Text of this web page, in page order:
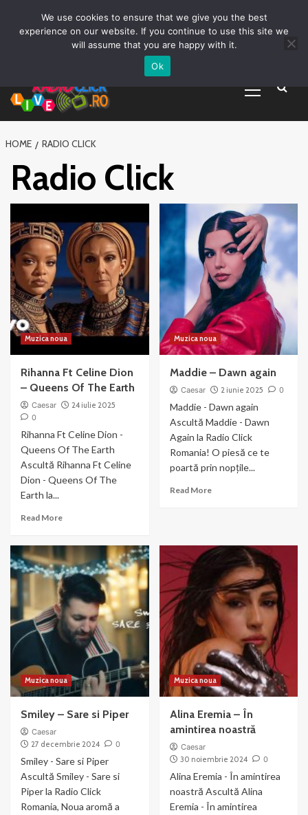
Promovare Artisti noi
Vrei sa fii DJ?
Menu
HOME RADIO CLICK
Radio Click
Muzica noua
Rihanna Ft Celine Dion
– Queens Of The Earth
Caesar
24 iulie 2025
0
Rihanna Ft Celine Dion -
Queens Of The Earth
Ascultă Rihanna Ft Celine
Dion - Queens Of The
Earth la...
Read MoreRead
Rihanna
Ft
Celine
Dion
–
Queens
Of
The
Muzica noua
Maddie – Dawn again
Caesar 2 iunie 2025 0
Maddie - Dawn again
Ascultă Maddie - Dawn
Again la Radio Click
Romania! O piesă ce te
poartă prin nopțile...
Read MoreRead
Dawn
again
Muzica noua
Smiley – Sare si Piper
Caesar
27 decembrie 2024
0
Smiley - Sare si Piper
Ascultă Smiley - Sare si
Piper la Radio Click
Romania, Noua aromă a
Muzica noua
Alina Eremia – În
amintirea noastră
Caesar
30 noiembrie 2024
0
Alina Eremia - În amintirea
noastră Ascultă Alina
Eremia - În amintirea
We use cookies to ensure that we give you the best
experience on our website. If you continue to use this site we
will assume that you are happy with it.
Ok